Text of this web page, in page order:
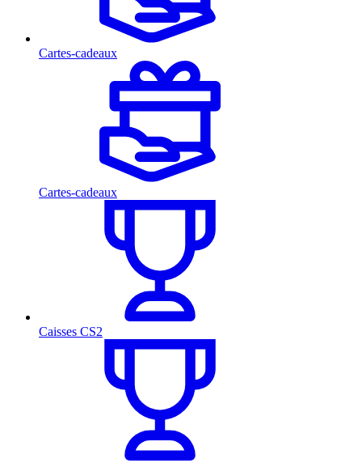
Cartes-cadeaux
Cartes-cadeaux
Caisses CS2